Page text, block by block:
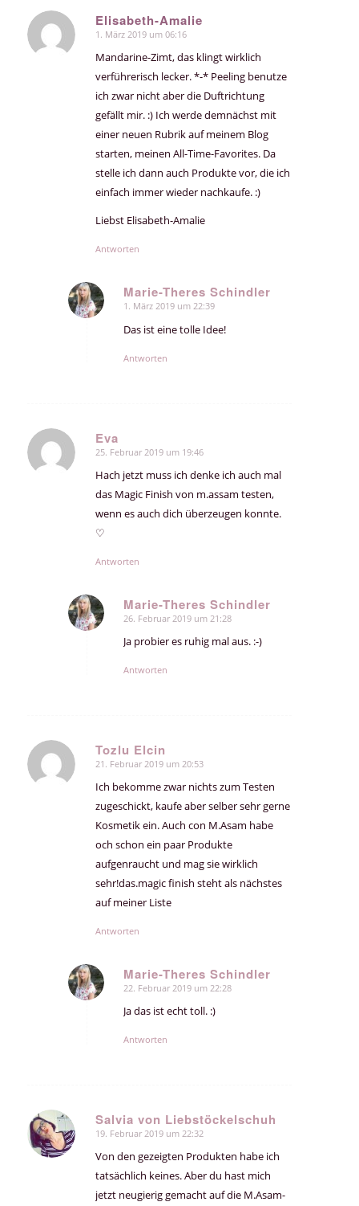
Elisabeth-Amalie
sagte:
1. März 2019 um 06:16
Mandarine-Zimt, das klingt wirklich
verführerisch lecker. *-* Peeling benutze
ich zwar nicht aber die Duftrichtung
gefällt mir. :) Ich werde demnächst mit
einer neuen Rubrik auf meinem Blog
starten, meinen All-Time-Favorites. Da
stelle ich dann auch Produkte vor, die ich
einfach immer wieder nachkaufe. :)
Liebst Elisabeth-Amalie
Antworten
Marie-Theres Schindler
sagte:
1. März 2019 um 22:39
Das ist eine tolle Idee!
Antworten
Eva
sagte:
25. Februar 2019 um 19:46
Hach jetzt muss ich denke ich auch mal
das Magic Finish von m.assam testen,
wenn es auch dich überzeugen konnte.
♡
Antworten
Marie-Theres Schindler
sagte:
26. Februar 2019 um 21:28
Ja probier es ruhig mal aus. :-)
Antworten
Tozlu Elcin
sagte:
21. Februar 2019 um 20:53
Ich bekomme zwar nichts zum Testen
zugeschickt, kaufe aber selber sehr gerne
Kosmetik ein. Auch con M.Asam habe
och schon ein paar Produkte
aufgenraucht und mag sie wirklich
sehr!das.magic finish steht als nächstes
auf meiner Liste
Antworten
Marie-Theres Schindler
sagte:
22. Februar 2019 um 22:28
Ja das ist echt toll. :)
Antworten
Salvia von Liebstöckelschuh
sagte:
19. Februar 2019 um 22:32
Von den gezeigten Produkten habe ich
tatsächlich keines. Aber du hast mich
jetzt neugierig gemacht auf die M.Asam-